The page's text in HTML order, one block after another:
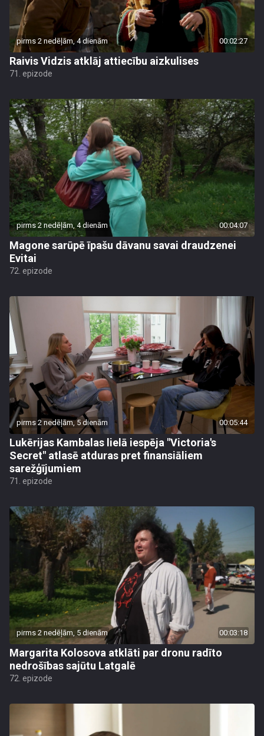
pirms 2 nedēļām, 4 dienām 00:02:27
Raivis Vidzis atklāj attiecību aizkulises
71. epizode
pirms 2 nedēļām, 4 dienām 00:04:07
Magone sarūpē īpašu dāvanu savai draudzenei
Evitai
72. epizode
pirms 2 nedēļām, 5 dienām 00:05:44
Lukērijas Kambalas lielā iespēja "Victoria's
Secret" atlasē atduras pret finansiāliem
sarežģījumiem
71. epizode
pirms 2 nedēļām, 5 dienām 00:03:18
Margarita Kolosova atklāti par dronu radīto
nedrošības sajūtu Latgalē
72. epizode